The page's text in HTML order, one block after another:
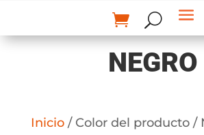
NEGRO
Inicio/ Color del producto /